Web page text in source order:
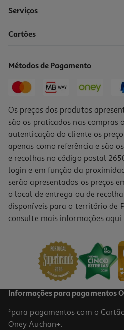
Serviços
Cartões
Métodos de Pagamento
Os preços dos produtos
são os praticados nas compras
autenticação do cliente os
apenas como referência e são
e recolhas no código postal
login e em função da
serão apresentados os preços
o local de entrega ou de
disponíveis para o território de
consulte mais informações aqui.
Informações para pagamentos
*para pagamentos com o
Oney Auchan+.